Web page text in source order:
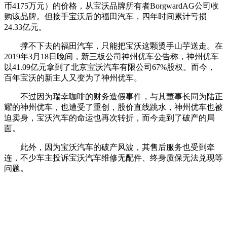
币4175万元）的价格，从宝沃品牌所有者BorgwardAG公司收
购该品牌。但接手宝沃后的福田汽车，四年时间累计亏损
24.33亿元。
撑不下去的福田汽车，只能把宝沃这颗烫手山芋送走。在
2019年3月18日晚间，新三板公司神州优车公告称，神州优车
以41.09亿元拿到了北京宝沃汽车有限公司67%股权。而今，
百年宝沃的新主人又变为了神州优车。
不过因为瑞幸咖啡的财务造假事件，与其董事长同为陆正
耀的神州优车，也遭受了重创，股价直线跳水，神州优车也被
迫卖身，宝沃汽车的命运也再次转折，而今走到了破产的局
面。
此外，因为宝沃汽车的破产风波，其售后服务也受到牵
连，不少车主投诉宝沃汽车维修无配件、终身质保无法兑现等
问题。